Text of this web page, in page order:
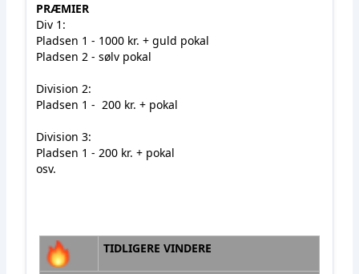
PRÆMIER
Div 1:
Pladsen 1 - 1000 kr. + guld pokal
Pladsen 2 - sølv pokal
Division 2:
Pladsen 1 - 200 kr. + pokal
Division 3:
Pladsen 1 - 200 kr. + pokal
osv.
TIDLIGERE VINDERE